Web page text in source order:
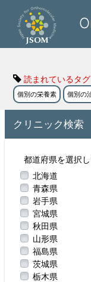
読まれているタグ
個別の栄養素 個別の
クリニック検索
都道府県を選択し
北海道
青森県
岩手県
宮城県
秋田県
山形県
福島県
茨城県
栃木県